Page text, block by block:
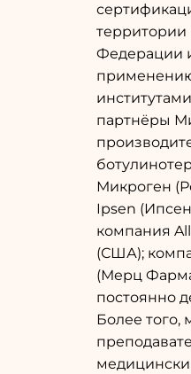
территории
Федерации
партнёры
Микроген
Ipsen
компания
(США);
(Мерц
постоянно
Более того,